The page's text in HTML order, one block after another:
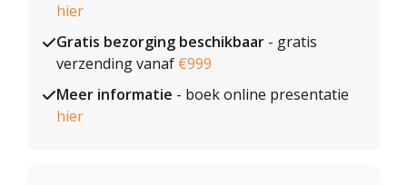
hier
Gratis bezorging beschikbaar - gratis
verzending vanaf €999
Meer informatie - boek online presentatie
hier